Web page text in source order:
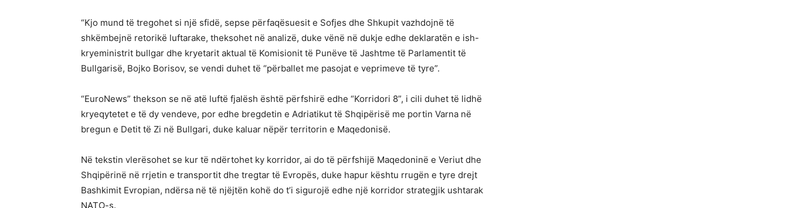
“Kjo mund të tregohet si një sfidë, sepse përfaqësuesit e Sofjes dhe Shkupit vazhdojnë të
shkëmbejnë retorikë luftarake, theksohet në analizë, duke vënë në dukje edhe deklaratën e ish-
kryeministrit bullgar dhe kryetarit aktual të Komisionit të Punëve të Jashtme të Parlamentit të
Bullgarisë, Bojko Borisov, se vendi duhet të “përballet me pasojat e veprimeve të tyre”.
“EuroNews” thekson se në atë luftë fjalësh është përfshirë edhe “Korridori 8”, i cili duhet të lidhë
kryeqytetet e të dy vendeve, por edhe bregdetin e Adriatikut të Shqipërisë me portin Varna në
bregun e Detit të Zi në Bullgari, duke kaluar nëpër territorin e Maqedonisë.
Në tekstin vlerësohet se kur të ndërtohet ky korridor, ai do të përfshijë Maqedoninë e Veriut dhe
Shqipërinë në rrjetin e transportit dhe tregtar të Evropës, duke hapur kështu rrugën e tyre drejt
Bashkimit Evropian, ndërsa në të njëjtën kohë do t’i sigurojë edhe një korridor strategjik ushtarak
NATO-s.